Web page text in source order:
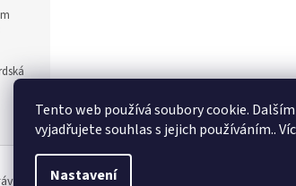
Tento web používá soubory cookie.
vyjadřujete souhlas s jejich používáním..
Nastavení
vyhrazena.